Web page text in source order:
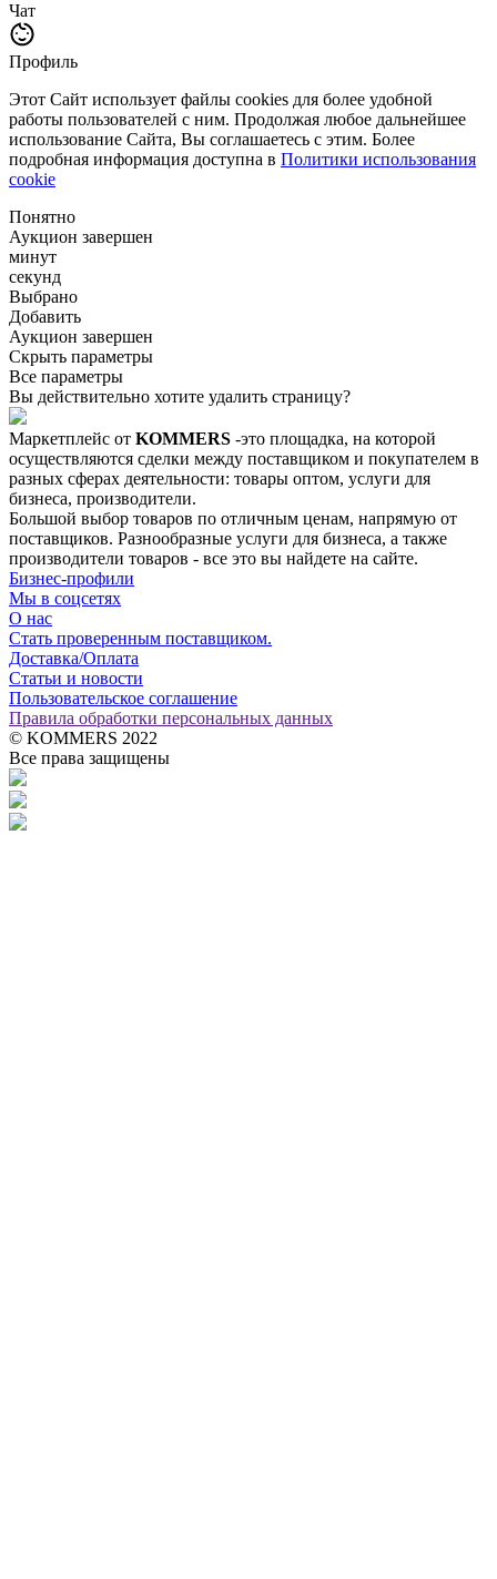
Чат
Профиль
Этот Сайт использует файлы cookies для более удобной
работы пользователей с ним. Продолжая любое дальнейшее
использование Сайта, Вы соглашаетесь с этим. Более
подробная информация доступна в Политики использования
cookie
Понятно
Аукцион завершен
минут
секунд
Выбрано
Добавить
Аукцион завершен
Скрыть параметры
Все параметры
Вы действительно хотите удалить страницу?
Маркетплейс от KOMMERS -это площадка, на которой
осуществляются сделки между поставщиком и покупателем в
разных сферах деятельности: товары оптом, услуги для
бизнеса, производители.
Большой выбор товаров по отличным ценам, напрямую от
поставщиков. Разнообразные услуги для бизнеса, а также
производители товаров - все это вы найдете на сайте.
Бизнес-профили
Мы в соцсетях
О нас
Стать проверенным поставщиком.
Доставка/Оплата
Статьи и новости
Пользовательское соглашение
Правила обработки персональных данных
© KOMMERS 2022
Все права защищены